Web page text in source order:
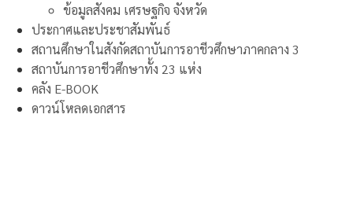
ข้อมูลสังคม เศรษฐกิจ จังหวัด
ประกาศและประชาสัมพันธ์
สถานศึกษาในสังกัดสถาบันการอาชีวศึกษาภาคกลาง 3
สถาบันการอาชีวศึกษาทั้ง 23 แห่ง
คลัง E-BOOK
ดาวน์โหลดเอกสาร